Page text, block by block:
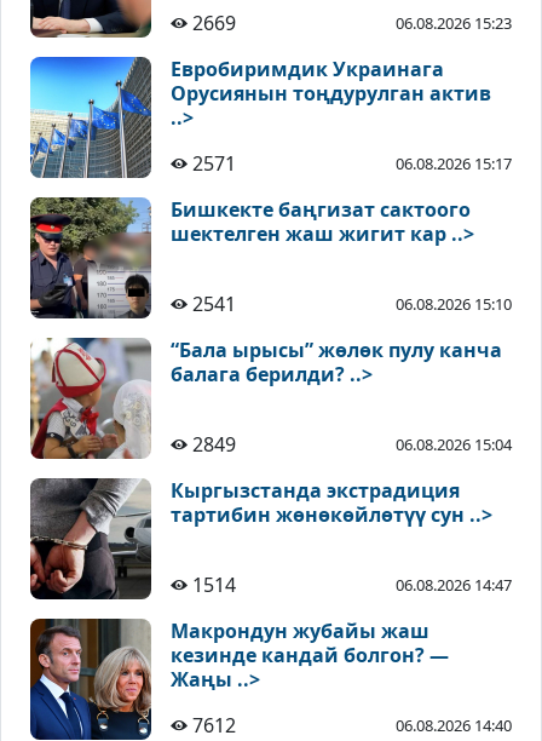
2669
06.08.2026 15:23
Евробиримдик Украинага
Орусиянын тоңдурулган актив
..>
2571
06.08.2026 15:17
Бишкекте баңгизат сактоого
шектелген жаш жигит кар ..>
2541 06.08.2026 15:10
“Бала ырысы” жөлөк пулу канча
балага берилди? ..>
2849 06.08.2026 15:04
Кыргызстанда экстрадиция
тартибин жөнөкөйлөтүү сун ..>
1514 06.08.2026 14:47
Макрондун жубайы жаш
кезинде кандай болгон? —
Жаңы ..>
7612
06.08.2026 14:40